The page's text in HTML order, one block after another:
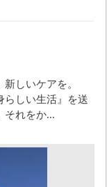
新しいケアを。
らしい生活』を送
それをか...